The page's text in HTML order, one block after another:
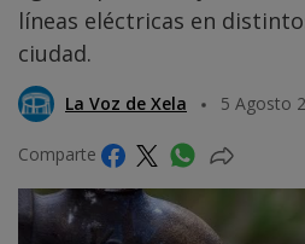
líneas eléctricas en
ciudad.
La Voz de Xela 5 Agosto
Comparte